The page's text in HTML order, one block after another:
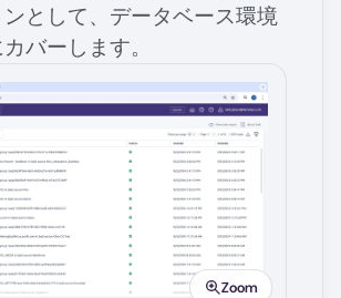
ンとして、データベース環境
バーします。
Image
Zoom